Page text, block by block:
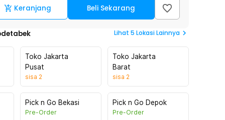
Keranjang Beli Sekarang
Lihat 5 Lokasi Lainnya
Toko Jakarta
Pusat
sisa 2
Toko Jakarta
Barat
sisa 2
Pick n Go Bekasi
Pre-Order
Pick n Go Depok
Pre-Order